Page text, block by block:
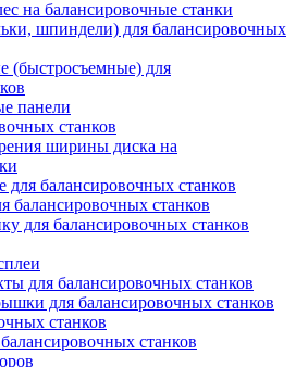
на балансировочные станки
шпиндели) для балансировочных
(быстросъемные) для
панели
станков
ширины диска на
балансировочных станков
балансировочных станков
для балансировочных станков
для балансировочных станков
для балансировочных станков
станков
станков